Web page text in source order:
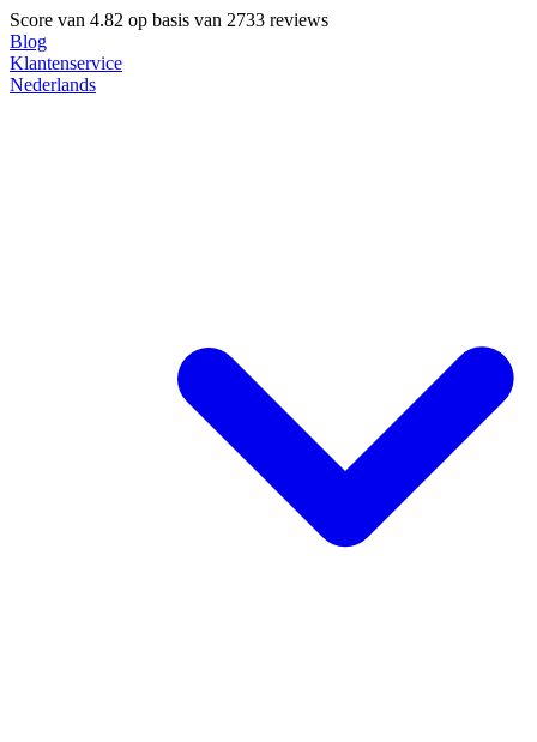
Score van 4.82 op basis van 2733 reviews
Blog
Klantenservice
Nederlands